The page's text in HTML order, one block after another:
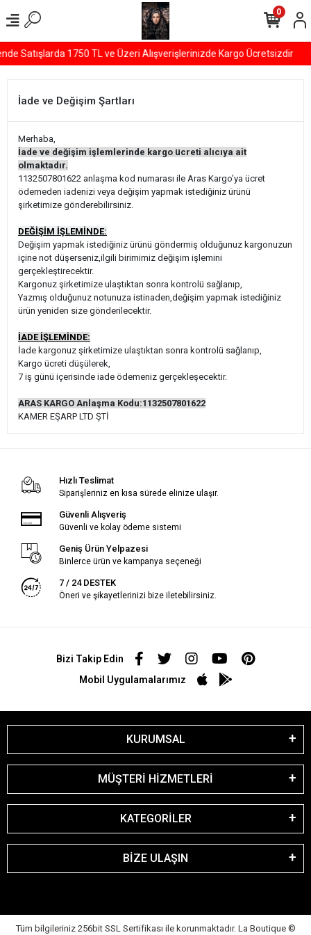
Satışlarda 1750 TL ve Üzeri Alışverişlerinizde Kargo Ücretsizdir
0
İade ve Değişim Şartları
Merhaba,
İade ve değişim işlemlerinde kargo ücreti alıcıya ait
olmaktadır.
1132507801622 anlaşma kod numarası ile Aras Kargo’ya ücret
ödemeden iadenizi veya değişim yapmak istediğiniz ürünü
şirketimize gönderebilirsiniz.
DEĞİŞİM İŞLEMİNDE:
Değişim yapmak istediğiniz ürünü göndermiş olduğunuz kargonuzun
içine not düşerseniz,ilgili birimimiz değişim işlemini
gerçekleştirecektir.
Kargonuz şirketimize ulaştıktan sonra kontrolü sağlanıp,
Yazmış olduğunuz notunuza istinaden,değişim yapmak istediğiniz
ürün yeniden size gönderilecektir.
İADE İŞLEMİNDE:
İade kargonuz şirketimize ulaştıktan sonra kontrolü sağlanıp,
Kargo ücreti düşülerek,
7 iş günü içerisinde iade ödemeniz gerçekleşecektir.
ARAS KARGO Anlaşma Kodu:1132507801622
KAMER EŞARP LTD ŞTİ
Hızlı Teslimat
Siparişleriniz en kısa sürede elinize ulaşır.
Güvenli Alışveriş
Güvenli ve kolay ödeme sistemi
Geniş Ürün Yelpazesi
Binlerce ürün ve kampanya seçeneği
7 / 24 DESTEK
Öneri ve şikayetlerinizi bize iletebilirsiniz.
Bizi Takip Edin
Mobil Uygulamalarımız
KURUMSAL
MÜŞTERİ HİZMETLERİ
KATEGORİLER
BİZE ULAŞIN
Tüm bilgileriniz 256bit SSL Sertifikası ile korunmaktadır. La Boutique ©